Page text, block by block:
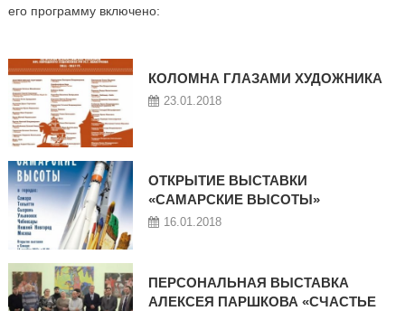
его программу включено:
КОЛОМНА ГЛАЗАМИ ХУДОЖНИКА
23.01.2018
ОТКРЫТИЕ ВЫСТАВКИ
«САМАРСКИЕ ВЫСОТЫ»
16.01.2018
ПЕРСОНАЛЬНАЯ ВЫСТАВКА
АЛЕКСЕЯ ПАРШКОВА «СЧАСТЬЕ